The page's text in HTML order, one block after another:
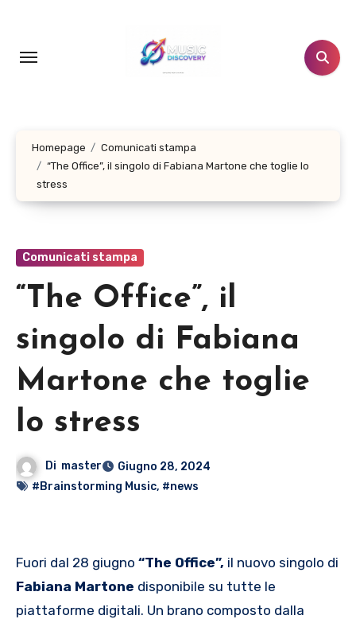
contenuto
Homepage
Comunicati stampa
“The Office”, il singolo di Fabiana Martone che toglie lo
stress
Comunicati stampa
“The Office”, il
singolo di Fabiana
Martone che toglie
lo stress
Di master
Giugno 28, 2024
#Brainstorming Music, #news
Fuori dal 28 giugno “The Office”, il nuovo singolo di
Fabiana Martone disponibile su tutte le
piattaforme digitali. Un brano composto dalla